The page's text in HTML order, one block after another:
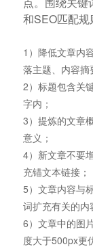
和SEO匹配规
1）降低文章内
落主题、内容摘
2）标题包含关
字内；
3）提炼的文章
意义；
4）新文章不要
充锚文本链接；
5）文章内容与
词扩充有关的内
6）文章中的图
度大于500px更